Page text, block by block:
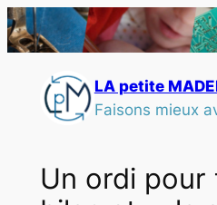
LA petite
Faisons mieux
Un ordi pour